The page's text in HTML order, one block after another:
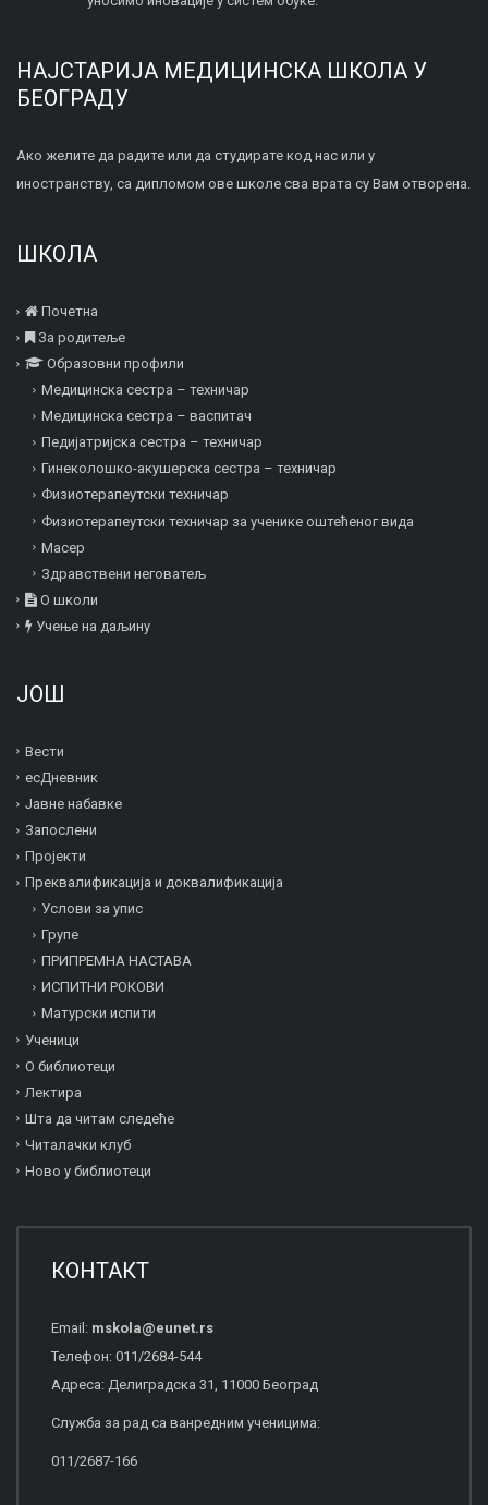
НАЈСТАРИЈА МЕДИЦИНСКА ШКОЛА У
БЕОГРАДУ
Ако желите да радите или да студирате код нас или у
иностранству, са дипломом ове школе сва врата су Вам отворена.
ШКОЛА
Почетна
За родитеље
Образовни профили
Медицинска сестра – техничар
Медицинска сестра – васпитач
Педијатријска сестра – техничар
Гинеколошко-акушерска сестра – техничар
Физиотерапеутски техничар
Физиотерапеутски техничар за ученике оштећеног вида
Mасер
Здравствени неговатељ
О школи
Учење на даљину
ЈОШ
Вести
есДневник
Јавне набавке
Запослени
Пројекти
Преквалификација и дoквалификација
Услови за упис
Групе
ПРИПРЕМНА НАСТАВА
ИСПИТНИ РОКОВИ
Матурски испити
Ученици
О библиотеци
Лектира
Шта да читам следеће
Читалачки клуб
Ново у библиотеци
КОНТАКТ
Email: mskola@eunet.rs
Телефон: 011/2684-544
Адреса: Делиградска 31, 11000 Београд
Служба за рад са ванредним ученицима:
011/2687-166